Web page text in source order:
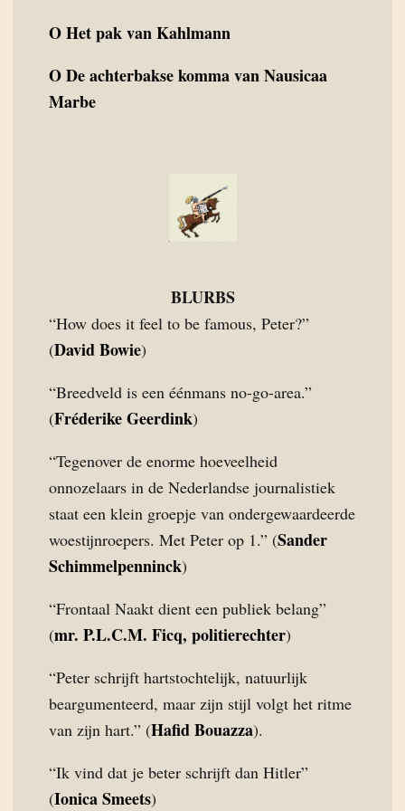
OHet pak van Kahlmann
ODe achterbakse komma van Nausicaa
Marbe
BLURBS
“How does it feel to be famous, Peter?”
(David Bowie)
“Breedveld is een éénmans no-go-area.”
(Fréderike Geerdink)
“Tegenover de enorme hoeveelheid
onnozelaars in de Nederlandse journalistiek
staat een klein groepje van ondergewaardeerde
woestijnroepers. Met Peter op 1.” (Sander
Schimmelpenninck)
“Frontaal Naakt dient een publiek belang”
(mr. P.L.C.M. Ficq, politierechter)
“Peter schrijft hartstochtelijk, natuurlijk
beargumenteerd, maar zijn stijl volgt het ritme
van zijn hart.” (Hafid Bouazza).
“Ik vind dat je beter schrijft dan Hitler”
(Ionica Smeets)